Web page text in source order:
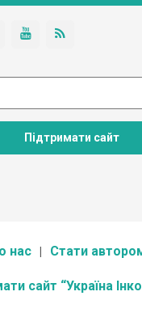
Підтримати сайт
нас Стати
сайт “Україна